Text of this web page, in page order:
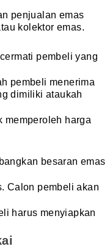
penjualan emas
kolektor emas.
pembeli yang
pembeli menerima
dimiliki ataukah
memperoleh harga
besaran emas
Calon pembeli akan
harus menyiapkan